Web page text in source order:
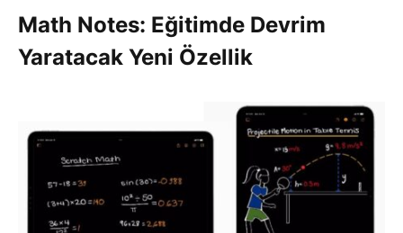
Math Notes: Eğitimde Devrim
Yaratacak Yeni Özellik